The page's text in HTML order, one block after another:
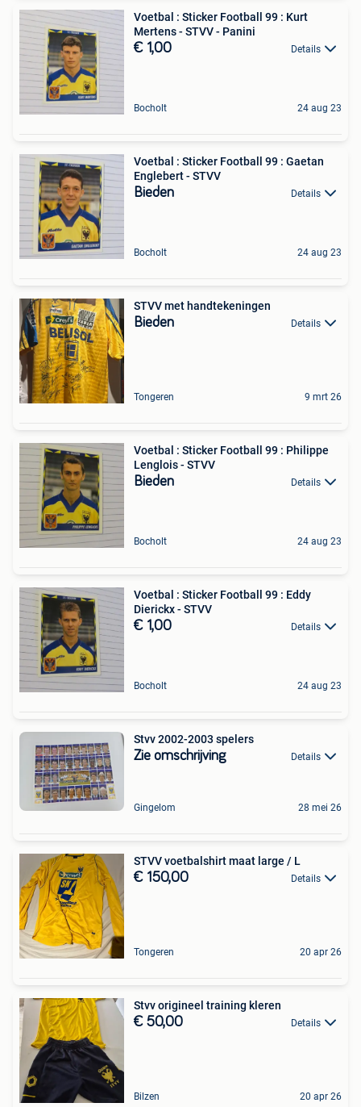
Voetbal : Sticker Football 99 : Kurt
Mertens - STVV - Panini
€ 1,00 Details
Bocholt 24 aug 23
Voetbal : Sticker Football 99 : Gaetan
Englebert - STVV
Bieden Details
Bocholt 24 aug 23
STVV met handtekeningen
Bieden Details
Tongeren 9 mrt 26
Voetbal : Sticker Football 99 : Philippe
Lenglois - STVV
Bieden Details
Bocholt 24 aug 23
Voetbal : Sticker Football 99 : Eddy
Dierickx - STVV
€ 1,00 Details
Bocholt 24 aug 23
Stvv 2002-2003 spelers
Zie omschrijving Details
Gingelom 28 mei 26
STVV voetbalshirt maat large / L
€ 150,00 Details
Tongeren 20 apr 26
Stvv origineel training kleren
€ 50,00 Details
Bilzen 20 apr 26